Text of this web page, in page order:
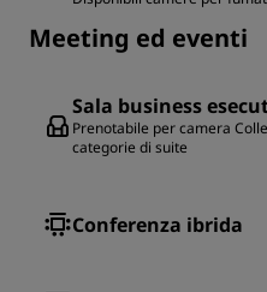
Meeting ed eventi
Sala business
Prenotabile per camera
categorie di suite
Conferenza ibrida